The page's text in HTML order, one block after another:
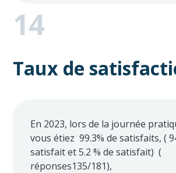
14
Taux de
En 2023, lors de la journée
vous étiez 99.3% de satisfaits, (
satisfait et 5.2 % de satisfait) (
réponses135/181),